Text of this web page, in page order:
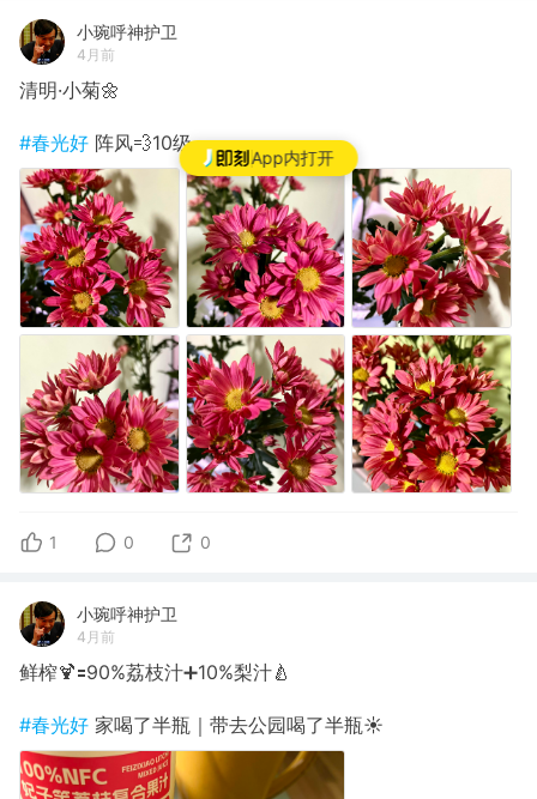
App内打开
小琬呼神护卫
4月前
清明·小菊🌼
#春光好 阵风💨10级
1 0 0
小琬呼神护卫
4月前
鲜榨🍹🟰90%荔枝汁➕10%梨汁🍐
#春光好 家喝了半瓶｜带去公园喝了半瓶☀️